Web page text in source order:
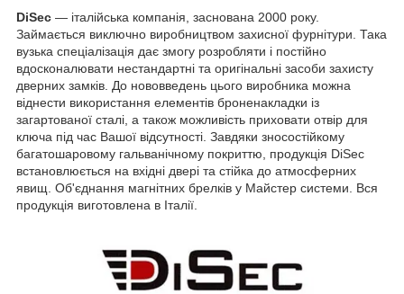
DiSec — італійська компанія, заснована 2000 року.
Займається виключно виробництвом захисної фурнітури. Така
вузька спеціалізація дає змогу розробляти і постійно
вдосконалювати нестандартні та оригінальні засоби захисту
дверних замків. До нововведень цього виробника можна
віднести використання елементів броненакладки із
загартованої сталі, а також можливість приховати отвір для
ключа під час Вашої відсутності. Завдяки зносостійкому
багатошаровому гальванічному покриттю, продукція DiSec
встановлюється на вхідні двері та стійка до атмосферних
явищ. Об'єднання магнітних брелків у Майстер системи. Вся
продукція виготовлена в Італії.